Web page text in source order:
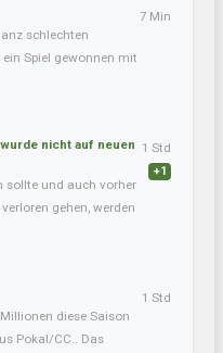
schlechten
Spiel gewonnen mit
7 Min
nicht auf neuen
sollte und auch vorher
gehen, werden
1 Std
+1
diese Saison
Pokal/CC.. Das
1 Std